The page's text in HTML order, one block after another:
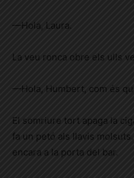
—Hola, Laura.
­­­­­­­­­­­­­­La veu ronca obre els ulls
—Hola, Humbert, com és
El somriure tort apaga la
fa un petó als llavis
encara a la porta del bar.